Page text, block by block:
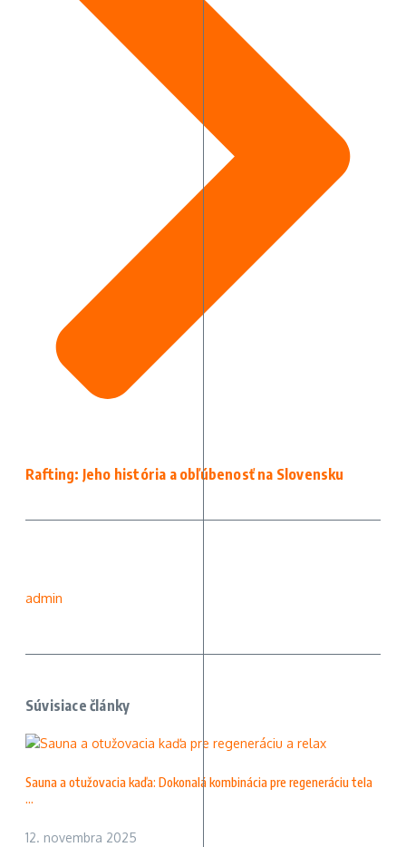
Rafting: Jeho história a obľúbenosť na Slovensku
admin
Súvisiace články
Sauna a otužovacia kaďa: Dokonalá kombinácia pre regeneráciu tela
...
12. novembra 2025